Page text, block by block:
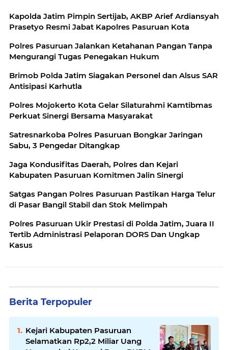
Kapolda Jatim Pimpin Sertijab, AKBP Arief Ardiansyah
Prasetyo Resmi Jabat Kapolres Pasuruan Kota
Polres Pasuruan Jalankan Ketahanan Pangan Tanpa
Mengurangi Tugas Penegakan Hukum
Brimob Polda Jatim Siagakan Personel dan Alsus SAR
Antisipasi Karhutla
Polres Mojokerto Kota Gelar Silaturahmi Kamtibmas
Perkuat Sinergi Bersama Masyarakat
Satresnarkoba Polres Pasuruan Bongkar Jaringan
Sabu, 3 Pengedar Ditangkap
Jaga Kondusifitas Daerah, Polres dan Kejari
Kabupaten Pasuruan Komitmen Jalin Sinergi
Satgas Pangan Polres Pasuruan Pastikan Harga Telur
di Pasar Bangil Stabil dan Stok Melimpah
Polres Pasuruan Ukir Prestasi di Polda Jatim, Juara II
Tertib Administrasi Pelaporan DORS Dan Ungkap
Kasus
Berita Terpopuler
Kejari Kabupaten Pasuruan
Selamatkan Rp2,2 Miliar Uang